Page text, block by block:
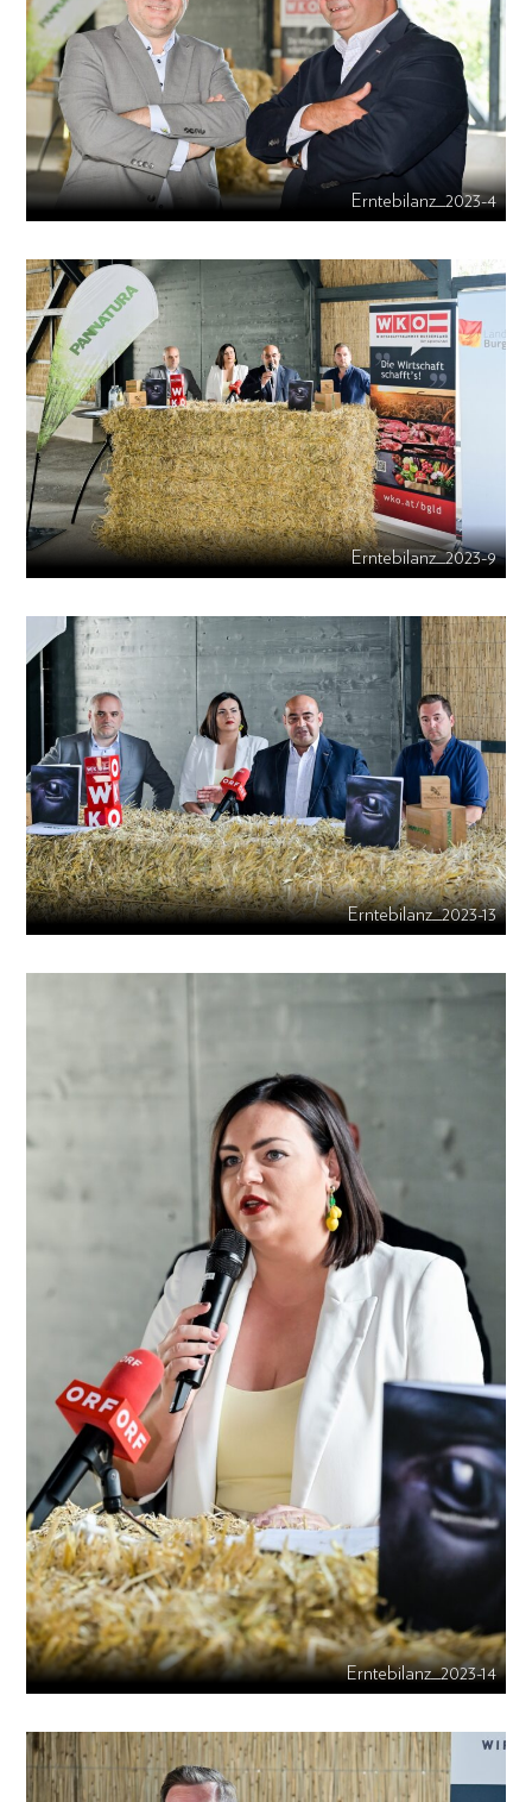
Erntebilanz_2023-4
Erntebilanz_2023-9
Erntebilanz_2023-13
Erntebilanz_2023-14